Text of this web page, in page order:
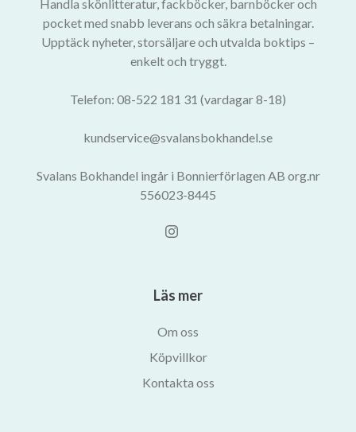
Handla skönlitteratur, fackböcker, barnböcker och
pocket med snabb leverans och säkra betalningar.
Upptäck nyheter, storsäljare och utvalda boktips –
enkelt och tryggt.
Telefon: 08-522 181 31 (vardagar 8-18)
kundservice@svalansbokhandel.se
Svalans Bokhandel ingår i Bonnierförlagen AB org.nr
556023-8445
Läs mer
Om oss
Köpvillkor
Kontakta oss